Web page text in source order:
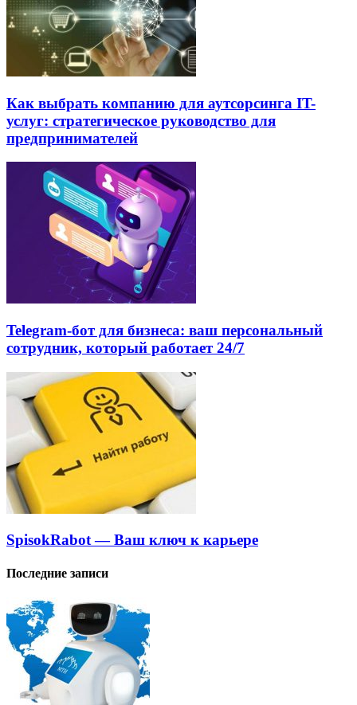
Как выбрать компанию для аутсорсинга IT-
услуг: стратегическое руководство для
предпринимателей
Telegram-бот для бизнеса: ваш персональный
сотрудник, который работает 24/7
SpisokRabot — Ваш ключ к карьере
Последние записи